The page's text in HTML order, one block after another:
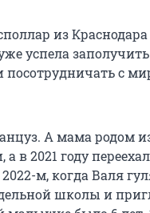
из
успела
посотрудничать с
А мама родом
в 2021 году
м, когда Валя
школы и